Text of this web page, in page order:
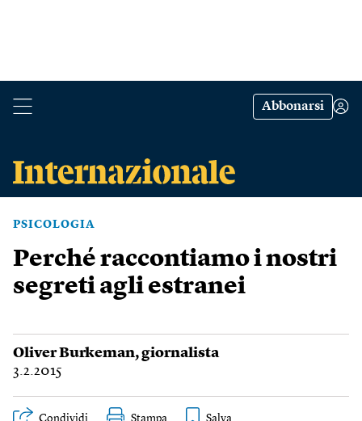
Abbonarsi
PSICOLOGIA
Perché raccontiamo i nostri
segreti agli estranei
Oliver Burkeman, giornalista
3.2.2015
Condividi Stampa